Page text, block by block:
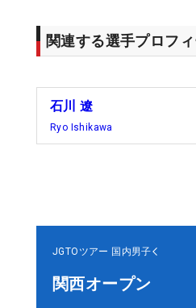
関連する選手プロフ
石川 遼
Ryo Ishikawa
JGTOツアー 国内男子
関西オープン